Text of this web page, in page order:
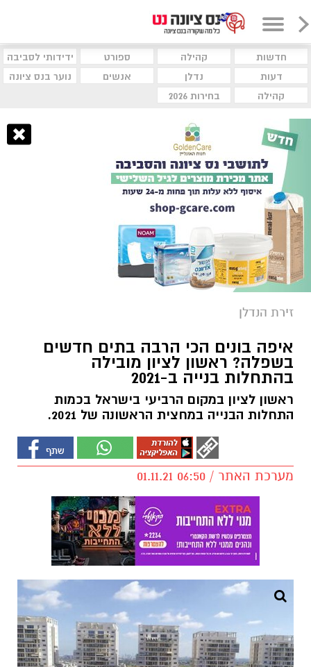
חדשות קהילה ספורט
ידידותי לסביבה
דעות
נדלן אנשים
נוער בנס ציונה
קהילה
בחירות 2026
זירת הנדלן
איפה בונים הכי הרבה בתים חדשים
בשפלה? ראשון לציון מובילה
בהתחלות בנייה ב-2021
ראשון לציון במקום הרביעי בישראל בכמות
התחלות הבנייה במחצית הראשונה של 2021.
מערכת האתר / 06:50 01.11.21